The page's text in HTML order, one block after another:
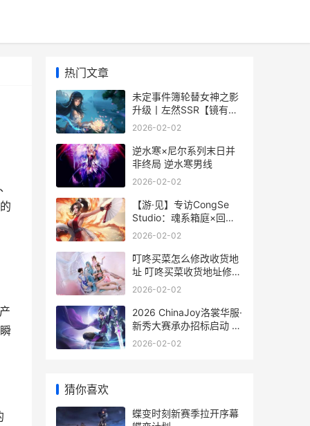
热门文章
未定事件簿轮替女神之影
升级丨左然SSR【镜有遐
思】限时返场 未定事件簿
2026-02-02
逆水寒×尼尔系列末日并
非终局 逆水寒男线
2026-02-02
【游·见】专访CongSe
Studio：魂系箱庭×回合
制×即时ACT
2026-02-02
叮咚买菜怎么修改收货地
址 叮咚买菜收货地址修改
方法 叮咚买菜怎样
2026-02-02
2026 ChinaJoy洛裳华服·
新秀大赛承办招标启动 女
主叫洛裳的小说
2026-02-02
猜你喜欢
蝶变时刻新赛季拉开序幕